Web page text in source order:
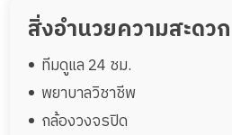
สิ่งอำนวยความสะดวก
ทีมดูแล 24 ชม.
พยาบาลวิชาชีพ
กล้องวงจรปิด